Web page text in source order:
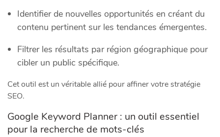
Identifier de nouvelles opportunités en créant du
contenu pertinent sur les tendances émergentes.
Filtrer les résultats par région géographique pour
cibler un public spécifique.
Cet outil est un véritable allié pour affiner votre stratégie
SEO.
Google Keyword Planner : un outil essentiel
pour la recherche de mots-clés